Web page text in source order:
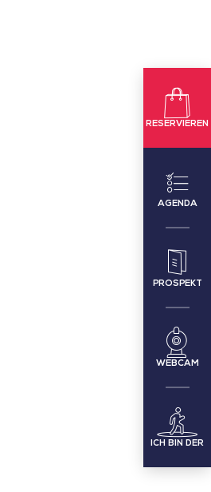
RESERVIEREN
AGENDA
PROSPEKT
WEBCAM
ICH BIN DER